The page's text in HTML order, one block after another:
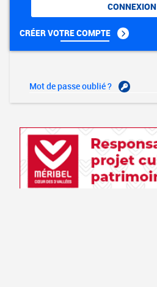
CONNEXION
CRÉER VOTRE COMPTE
Mot de passe oublié ?